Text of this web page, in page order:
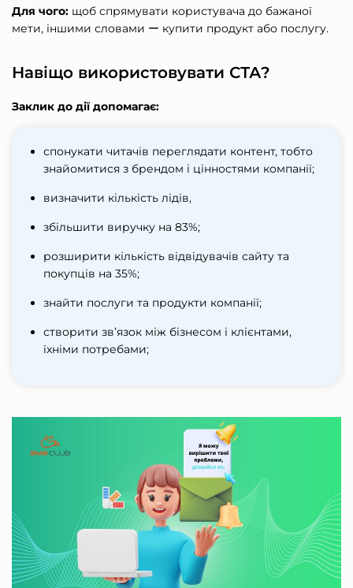
Для чого: щоб спрямувати користувача до бажаної
мети, іншими словами ー купити продукт або послугу.
Навіщо використовувати СТА?
Заклик до дії допомагає:
спонукати читачів переглядати контент, тобто
знайомитися з брендом і цінностями компанії;
визначити кількість лідів,
збільшити виручку на 83%;
розширити кількість відвідувачів сайту та
покупців на 35%;
знайти послуги та продукти компанії;
створити зв’язок між бізнесом і клієнтами,
їхніми потребами;